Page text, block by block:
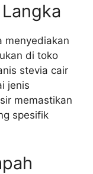
menyediakan
di toko
stevia cair
jenis
memastikan
spesifik